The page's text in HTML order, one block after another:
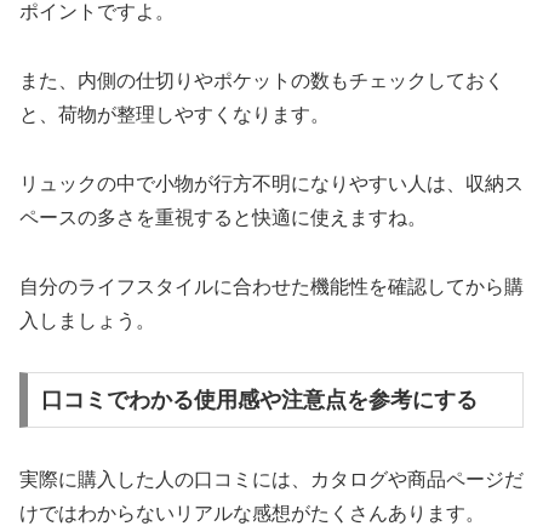
ポイントですよ。
また、内側の仕切りやポケットの数もチェックしておく
と、荷物が整理しやすくなります。
リュックの中で小物が行方不明になりやすい人は、収納ス
ペースの多さを重視すると快適に使えますね。
自分のライフスタイルに合わせた機能性を確認してから購
入しましょう。
口コミでわかる使用感や注意点を参考にする
実際に購入した人の口コミには、カタログや商品ページだ
けではわからないリアルな感想がたくさんあります。